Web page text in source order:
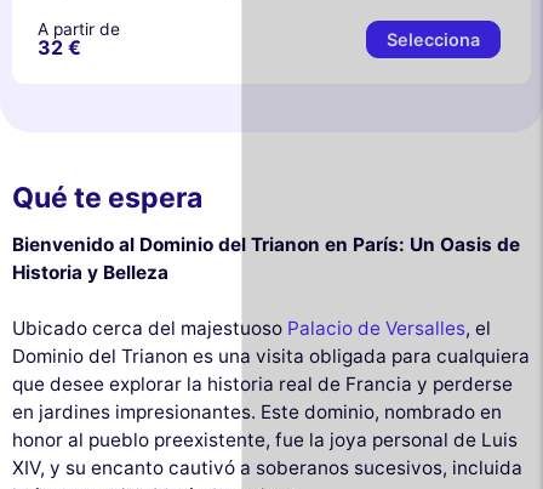
A partir de
32 € Selecciona
Qué te espera
Bienvenido al Dominio del Trianon en París: Un Oasis de
Historia y Belleza
Ubicado cerca del majestuoso Palacio de Versalles, el
Dominio del Trianon es una visita obligada para cualquiera
que desee explorar la historia real de Francia y perderse
en jardines impresionantes. Este dominio, nombrado en
honor al pueblo preexistente, fue la joya personal de Luis
XIV, y su encanto cautivó a soberanos sucesivos, incluida